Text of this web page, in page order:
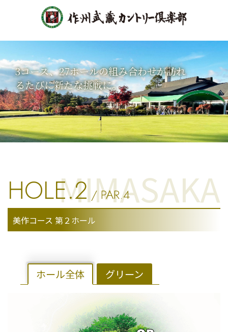
3コース、27ホールの組み合わせが訪れ
るたびに新たな挑戦に。
HOLE.2 / PAR.4
美作コース 第２ホール
MIMASAKA
ホール全体 グリーン